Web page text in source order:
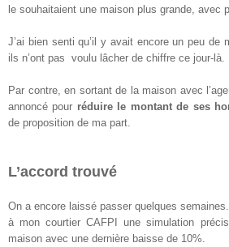
le souhaitaient une maison plus grande, avec
J’ai bien senti qu’il y avait encore un peu de
ils n’ont pas voulu lâcher de chiffre ce jour-là.
Par contre, en sortant de la maison avec
annoncé pour réduire le montant de ses
de proposition de ma part.
L’accord trouvé
On a encore laissé passer quelques
à mon courtier CAFPI une simulation
maison avec une dernière baisse de 10%.